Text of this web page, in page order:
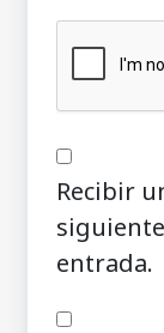
Recibir
entrada.